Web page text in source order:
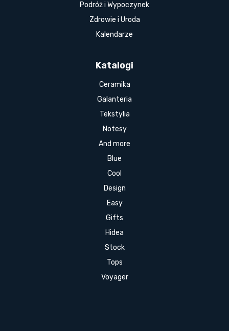
Podróż i Wypoczynek
Zdrowie i Uroda
Kalendarze
Katalogi
Ceramika
Galanteria
Tekstylia
Notesy
And more
Blue
Cool
Design
Easy
Gifts
Hidea
Stock
Tops
Voyager